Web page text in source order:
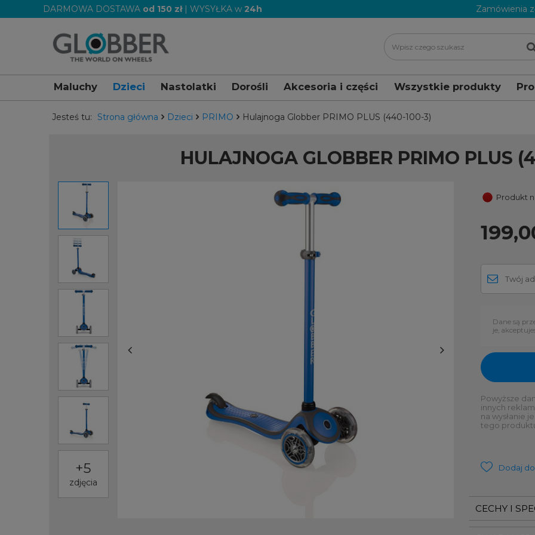
DARMOWA DOSTAWA od 150 zł| WYSYŁKA w 24h Zamówienia
Maluchy Dzieci Nastolatki Dorośli Akcesoria i części Wszystkie produkty
Jesteś tu: Strona główna Dzieci PRIMO Hulajnoga Globber PRIMO PLUS (440-100-3)
HULAJNOGA GLOBBER PRIMO PLUS
+5
zdjęcia
Produkt
Dane są
je,
Powyższe
innych
na wysłanie
tego
Dodaj
CECHY I